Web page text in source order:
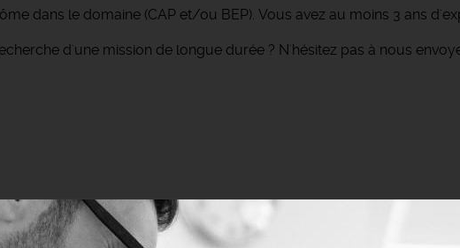
dans le domaine (CAP et/ou BEP). Vous avez au moins 3 ans
d'une mission de longue durée ? N'hésitez pas à nous